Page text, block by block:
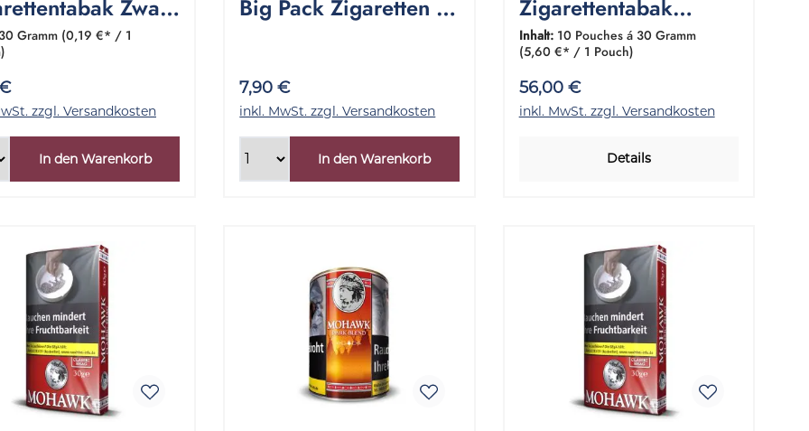
Zware
1 Pouch 30
30 Gramm (0,19 €* / 1
zzgl. Versandkosten
In den Warenkorb
Big Pack Zigaretten 1
7,90 €
inkl. MwSt. zzgl. Versandkosten
In den Warenkorb
Zigarettentabak
Halfzware 1 Gebinde
10x30 Gramm
Inhalt: 10 Pouches á 30 Gramm
(5,60 €* / 1 Pouch)
56,00 €
inkl. MwSt. zzgl. Versandkosten
Details